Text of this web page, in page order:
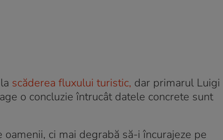
scăderea fluxului turistic, dar primarul Luigi
o concluzie întrucât datele concrete sunt
ci mai degrabă să-i încurajeze pe